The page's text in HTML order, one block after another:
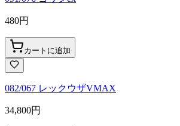
480円
カートに追加
082/067 レックウザVMAX
34,800円